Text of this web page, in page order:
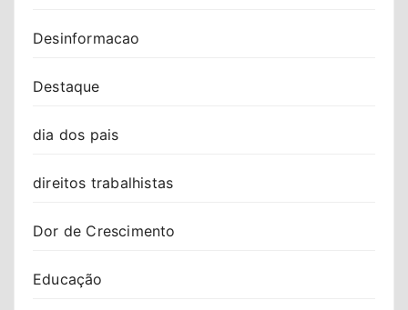
Desinformacao
Destaque
dia dos pais
direitos trabalhistas
Dor de Crescimento
Educação